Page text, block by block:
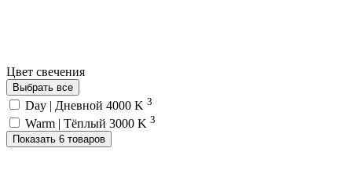
Цвет свечения
Выбрать все
Day | Дневной 4000 K 3
Warm | Тёплый 3000 K 3
Показать 6 товаров